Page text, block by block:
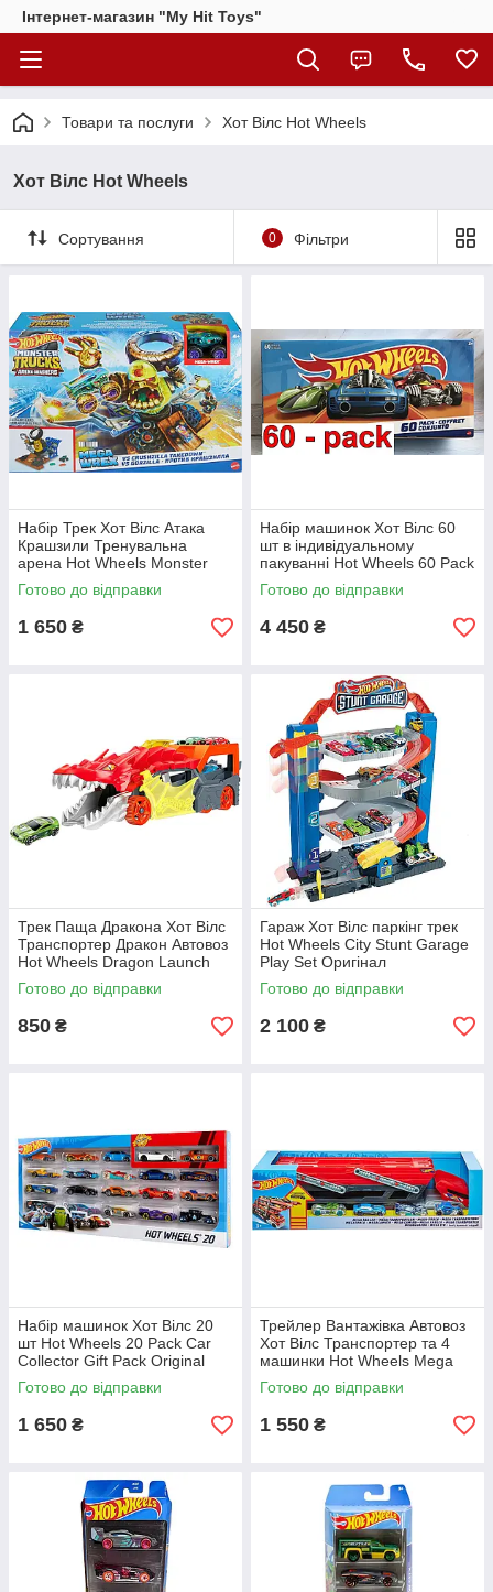
Інтернет-магазин "My Hit Toys"
Товари та послуги Хот Вілс Hot Wheels
Хот Вілс Hot Wheels
Сортування 0 Фільтри
Набір Трек Хот Вілс Атака
Крашзили Тренувальна
арена Hot Wheels Monster
Trucks Arena Smashers
Crushzilla
Готово до відправки
1 650 ₴
Набір машинок Хот Вілс 60
шт в індивідуальному
пакуванні Hot Wheels 60 Pack
Basic Car Mattel Original!
Готово до відправки
4 450 ₴
Трек Паща Дракона Хот Вілс
Транспортер Дракон Автовоз
Hot Wheels Dragon Launch
Transporter Mattel GTK42
Готово до відправки
850 ₴
Гараж Хот Вілс паркінг трек
Hot Wheels City Stunt Garage
Play Set Оригінал
Готово до відправки
2 100 ₴
Набір машинок Хот Вілс 20
шт Hot Wheels 20 Pack Car
Collector Gift Pack Original
Готово до відправки
1 650 ₴
Трейлер Вантажівка Автовоз
Хот Вілс Транспортер та 4
машинки Hot Wheels Mega
Hauler Truck - 4 Cars Mattel
Original
Готово до відправки
1 550 ₴